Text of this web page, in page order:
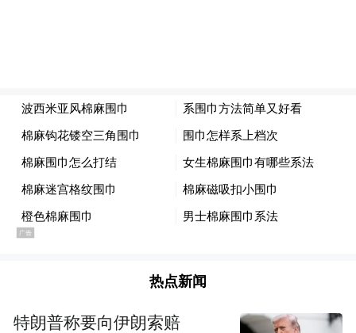
长方形铜盖。牛身布满龙、鸟、鱼等动物纹
饰，牛颈部下方及器盖内壁有铭文“亚长”。
热点新闻
特朗普称要向伊朗索赔